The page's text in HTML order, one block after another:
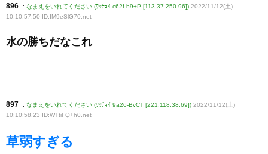
896 : なまえをいれてください (ﾜｯﾁｮｲ c62f-b9+P [113.37.250.96]) 2022/11/12(土)
10:10:57.50 ID:IM9eSlG70.net
水の勝ちだなこれ
897 : なまえをいれてください (ﾜｯﾁｮｲ 9a26-BvCT [221.118.38.69]) 2022/11/12(土)
10:10:58.23 ID:WTtiFQ+h0 .net
草弱すぎる